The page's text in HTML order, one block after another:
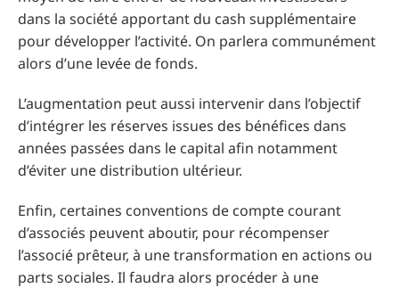
dans la société apportant du cash supplémentaire
pour développer l’activité. On parlera communément
alors d’une levée de fonds.
L’augmentation peut aussi intervenir dans l’objectif
d’intégrer les réserves issues des bénéfices dans
années passées dans le capital afin notamment
d’éviter une distribution ultérieur.
Enfin, certaines conventions de compte courant
d’associés peuvent aboutir, pour récompenser
l’associé prêteur, à une transformation en actions ou
parts sociales. Il faudra alors procéder à une